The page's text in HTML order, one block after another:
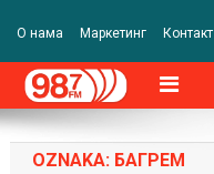
О нама Маркетинг Контакт
OZNAKA: БАГРЕМ